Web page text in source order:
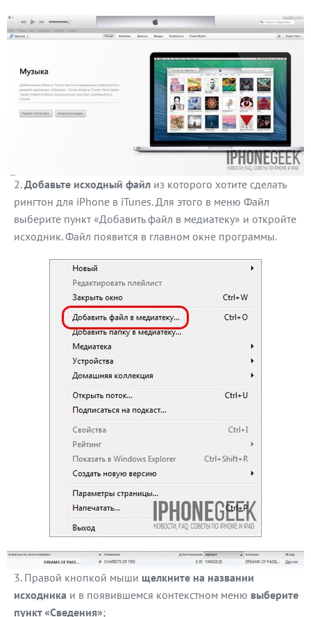
Добавьте исходный файл из которого хотите сделать
рингтон для iPhone в iTunes. Для этого в меню Файл
выберите пункт «Добавить файл в медиатеку» и откройте
исходник. Файл появится в главном окне программы.
Правой кнопкой мыши щелкните на названии
исходника и в появившемся контекстном меню выберите
пункт «Сведения»;